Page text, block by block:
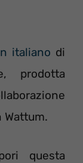
italiano di
prodotta
Wattum.
questa